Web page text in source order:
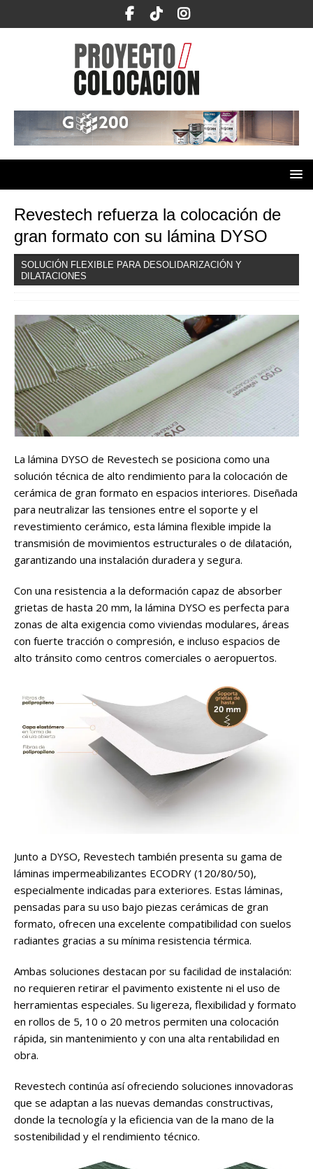
Revestech refuerza la colocación de
gran formato con su lámina DYSO
SOLUCIÓN FLEXIBLE PARA DESOLIDARIZACIÓN Y
DILATACIONES
La lámina DYSO de Revestech se posiciona como una
solución técnica de alto rendimiento para la colocación de
cerámica de gran formato en espacios interiores. Diseñada
para neutralizar las tensiones entre el soporte y el
revestimiento cerámico, esta lámina flexible impide la
transmisión de movimientos estructurales o de dilatación,
garantizando una instalación duradera y segura.
Con una resistencia a la deformación capaz de absorber
grietas de hasta 20 mm, la lámina DYSO es perfecta para
zonas de alta exigencia como viviendas modulares, áreas
con fuerte tracción o compresión, e incluso espacios de
alto tránsito como centros comerciales o aeropuertos.
Junto a DYSO, Revestech también presenta su gama de
láminas impermeabilizantes ECODRY (120/80/50),
especialmente indicadas para exteriores. Estas láminas,
pensadas para su uso bajo piezas cerámicas de gran
formato, ofrecen una excelente compatibilidad con suelos
radiantes gracias a su mínima resistencia térmica.
Ambas soluciones destacan por su facilidad de instalación:
no requieren retirar el pavimento existente ni el uso de
herramientas especiales. Su ligereza, flexibilidad y formato
en rollos de 5, 10 o 20 metros permiten una colocación
rápida, sin mantenimiento y con una alta rentabilidad en
obra.
Revestech continúa así ofreciendo soluciones innovadoras
que se adaptan a las nuevas demandas constructivas,
donde la tecnología y la eficiencia van de la mano de la
sostenibilidad y el rendimiento técnico.